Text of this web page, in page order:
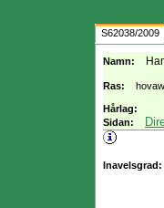
S62038/2009
Namn:
Ras:
Hårlag:
Sidan:
Inavelsgrad: